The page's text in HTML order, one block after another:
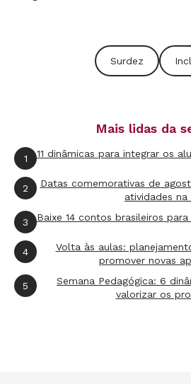
festa do Prêmio Educador
Fernando Gazinhato
Surdez
Mais lidas da
1 11 dinâmicas para integrar os
2
Datas comemorativas de
atividades na
3 Baixe 14 contos brasileiros
4
Volta às aulas:
promover novas
5
Semana Pedagógica: 6
valorizar os